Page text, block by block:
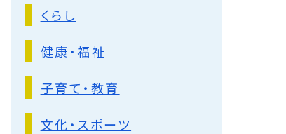
くらし
健康・福祉
子育て・教育
文化・スポーツ